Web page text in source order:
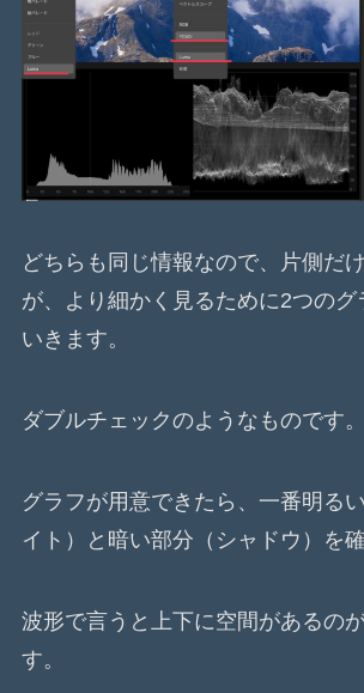
どちらも同じ情報なので、片側だ
が、より細かく見るために2つのグ
いきます。
ダブルチェックのようなものです。
グラフが用意できたら、一番明る
イト）と暗い部分（シャドウ）を確
波形で言うと上下に空間があるの
す。